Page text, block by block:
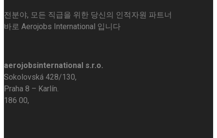
전분야, 모든 직급을 위한 당신의 인적자원 파트너
바로 Aerojobs International 입니다
aerojobsinternational s.r.o.
Sokolovská 428/130,
Praha 8 – Karlín.
186 00,